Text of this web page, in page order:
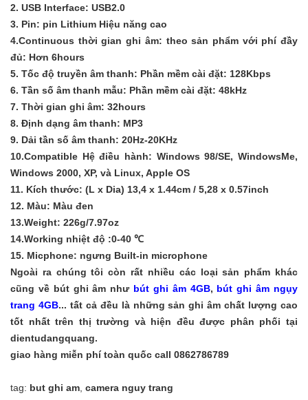
2. USB Interface: USB2.0
3. Pin: pin Lithium Hiệu năng cao
4.Continuous thời gian ghi âm: theo sản phẩm với phí đầy
đủ: Hơn 6hours
5. Tốc độ truyền âm thanh: Phần mềm cài đặt: 128Kbps
6. Tần số âm thanh mẫu: Phần mềm cài đặt: 48kHz
7. Thời gian ghi âm: 32hours
8. Định dạng âm thanh: MP3
9. Dải tần số âm thanh: 20Hz-20KHz
10.Compatible Hệ điều hành: Windows 98/SE,WindowsMe,
Windows 2000, XP, và Linux, Apple OS
11. Kích thước: (L x Dia) 13,4 x 1.44cm / 5,28 x 0.57inch
12. Màu: Màu đen
13.Weight: 226g/7.97oz
14.Working nhiệt độ :0-40 ℃
15. Micphone: ngưng Built-in microphone
Ngoài ra chúng tôi còn rất nhiều các loại sản phẩm khác
cũng về bút ghi âm nhưbút ghi âm 4GB, bút ghi âm ngụy
trang 4GB... tất cả đều là những sản ghi âm chất lượng cao
tốt nhất trên thị trường và hiện đều được phân phối tại
dientudangquang.
giao hàng miễn phí toàn quốc call 0862786789
tag: but ghi am camera nguy trang